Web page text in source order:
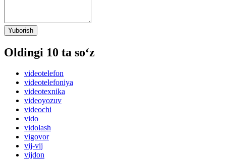
Yuborish
Oldingi 10 ta so‘z
videotelefon
videotelefoniya
videotexnika
videoyozuv
videochi
vido
vidolash
vigovor
vij-vij
vijdon